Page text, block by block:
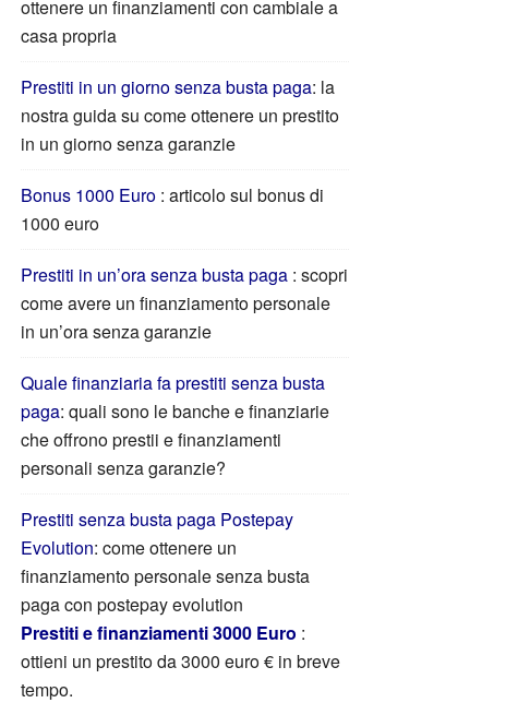
ottenere un finanziamenti con cambiale a
casa propria
Prestiti in un giorno senza busta paga: la
nostra guida su come ottenere un prestito
in un giorno senza garanzie
Bonus 1000 Euro: articolo sul bonus di
1000 euro
Prestiti in un’ora senza busta paga: scopri
come avere un finanziamento personale
in un’ora senza garanzie
Quale finanziaria fa prestiti senza busta
paga: quali sono le banche e finanziarie
che offrono prestii e finanziamenti
personali senza garanzie?
Prestiti senza busta paga Postepay
Evolution: come ottenere un
finanziamento personale senza busta
paga con postepay evolution
Prestiti e finanziamenti 3000 Euro :
ottieni un prestito da 3000 euro € in breve
tempo.